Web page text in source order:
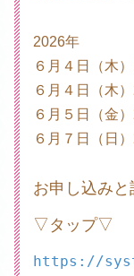
2026年
６月４日（木
６月４日（木
６月５日（金
６月７日（日
お申し込みと
▽タップ▽
https://